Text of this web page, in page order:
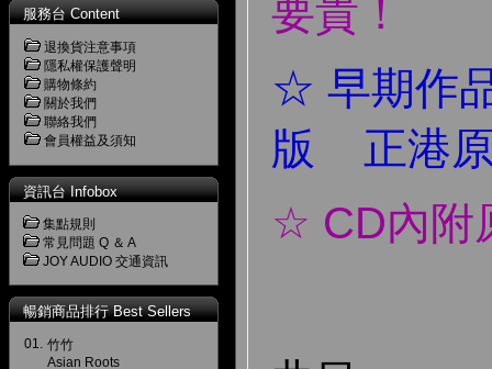
服務台 Content
退換貨注意事項
隱私權保護聲明
購物條約
關於我們
聯絡我們
會員權益及須知
資訊台 Infobox
集點規則
常見問題 Q ＆ A
JOY AUDIO 交通資訊
暢銷商品排行 Best Sellers
01. 竹竹
Asian Roots
要貴！
☆ 早期作
版 正港原
☆ CD內附